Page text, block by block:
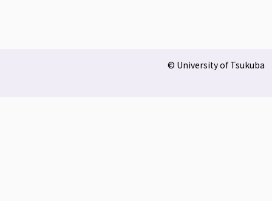
© University of Tsukuba